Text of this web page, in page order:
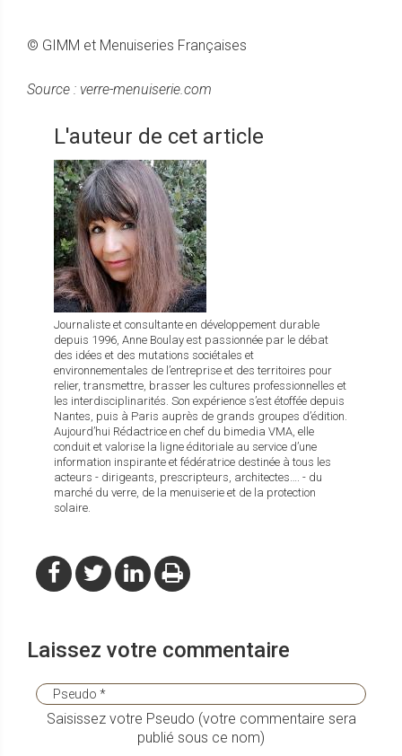
© GIMM et Menuiseries Françaises
Source : verre-menuiserie.com
L'auteur de cet article
Journaliste et consultante en développement durable
depuis 1996, Anne Boulay est passionnée par le débat
des idées et des mutations sociétales et
environnementales de l’entreprise et des territoires pour
relier, transmettre, brasser les cultures professionnelles et
les interdisciplinarités. Son expérience s’est étoffée depuis
Nantes, puis à Paris auprès de grands groupes d’édition.
Aujourd’hui Rédactrice en chef du bimedia VMA, elle
conduit et valorise la ligne éditoriale au service d’une
information inspirante et fédératrice destinée à tous les
acteurs - dirigeants, prescripteurs, architectes…. - du
marché du verre, de la menuiserie et de la protection
solaire.
Laissez votre commentaire
Saisissez votre Pseudo (votre commentaire sera
publié sous ce nom)